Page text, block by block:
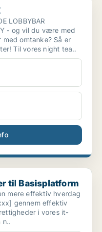
LOBBYBAR
- og vil du være med
omtanke? Så er
Til vores night tea..
til Basisplatform
mere effektiv hverdag
gennem effektiv
i vores it-
n..